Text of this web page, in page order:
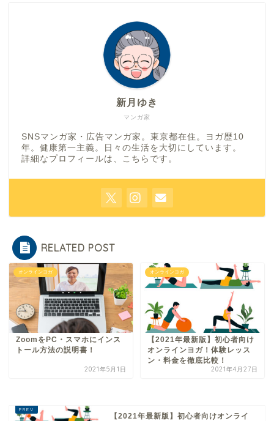
マンガ家
新月ゆき
SNSマンガ家・広告マンガ家。東京都在住。ヨガ歴10
年。健康第一主義。日々の生活を大切にしています。
詳細なプロフィールは、
こちら です。
RELATED POST
オンラインヨガ
ZoomをPC・スマホにインス
トール方法の説明書！
2021年5月1日
オンラインヨガ
【2021年最新版】初心者向け
オンラインヨガ！体験レッス
ン・料金を徹底比較！
2021年4月27日
【2021年最新版】初心者向けオンライ